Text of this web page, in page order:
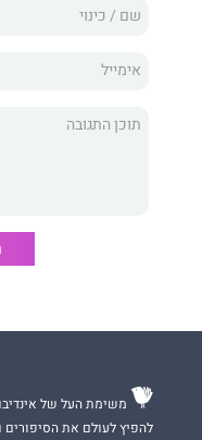
אבנים מנתצות קירות
משימת העל של
להפיץ לעולם את